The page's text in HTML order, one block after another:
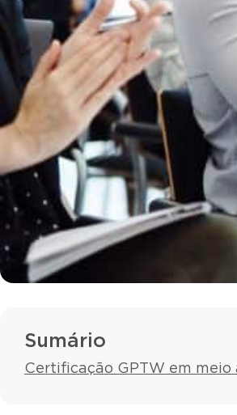
Sumário
Certificação GPTW em meio